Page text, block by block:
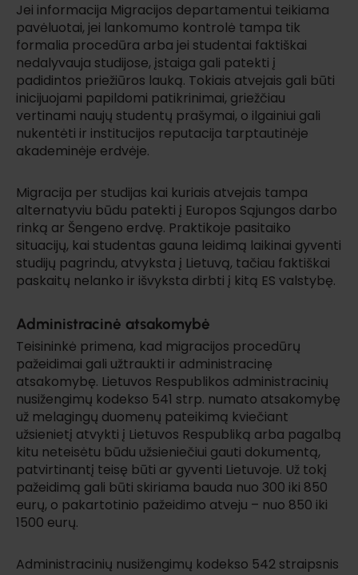
Jei informacija Migracijos departamentui teikiama
pavėluotai, jei lankomumo kontrolė tampa tik
formalia procedūra arba jei studentai faktiškai
nedalyvauja studijose, įstaiga gali patekti į
padidintos priežiūros lauką. Tokiais atvejais gali būti
inicijuojami papildomi patikrinimai, griežčiau
vertinami naujų studentų prašymai, o ilgainiui gali
nukentėti ir institucijos reputacija tarptautinėje
akademinėje erdvėje.
Migracija per studijas kai kuriais atvejais tampa
alternatyviu būdu patekti į Europos Sąjungos darbo
rinką ar Šengeno erdvę. Praktikoje pasitaiko
situacijų, kai studentas gauna leidimą laikinai gyventi
studijų pagrindu, atvyksta į Lietuvą, tačiau faktiškai
paskaitų nelanko ir išvyksta dirbti į kitą ES valstybę.
Administracinė atsakomybė
Teisininkė primena, kad migracijos procedūrų
pažeidimai gali užtraukti ir administracinę
atsakomybę. Lietuvos Respublikos administracinių
nusižengimų kodekso 541 strp. numato atsakomybę
už melagingų duomenų pateikimą kviečiant
užsienietį atvykti į Lietuvos Respubliką arba pagalbą
kitu neteisėtu būdu užsieniečiui gauti dokumentą,
patvirtinantį teisę būti ar gyventi Lietuvoje. Už tokį
pažeidimą gali būti skiriama bauda nuo 300 iki 850
eurų, o pakartotinio pažeidimo atveju – nuo 850 iki
1500 eurų.
Administracinių nusižengimų kodekso 542 straipsnis